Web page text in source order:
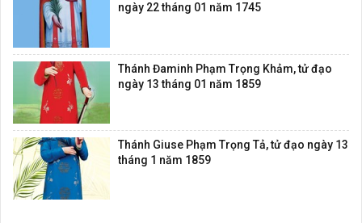
ngày 22 tháng 01 năm 1745
Thánh Đaminh Phạm Trọng Khảm, tử đạo
ngày 13 tháng 01 năm 1859
Thánh Giuse Phạm Trọng Tả, tử đạo ngày 13
tháng 1 năm 1859